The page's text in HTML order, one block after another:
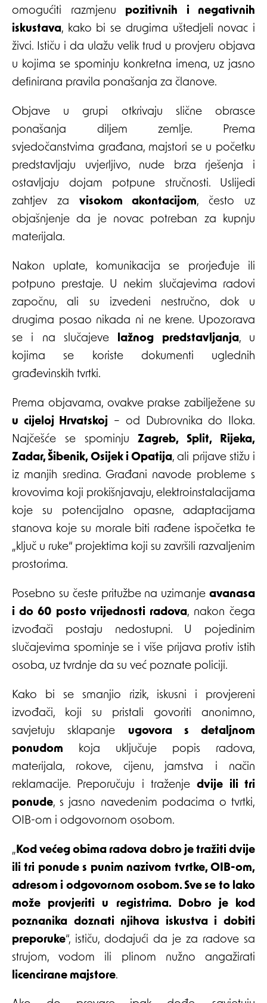
omogućiti razmjenu pozitivnih i negativnih
iskustava, kako bi se drugima uštedjeli novac i
živci. Ističu i da ulažu velik trud u provjeru objava
u kojima se spominju konkretna imena, uz jasno
definirana pravila ponašanja za članove.
Objave u grupi otkrivaju slične obrasce
ponašanja diljem zemlje. Prema
svjedočanstvima građana, majstori se u početku
predstavljaju uvjerljivo, nude brza rješenja i
ostavljaju dojam potpune stručnosti. Uslijedi
zahtjev za visokom akontacijom, često uz
objašnjenje da je novac potreban za kupnju
materijala.
Nakon uplate, komunikacija se prorjeđuje ili
potpuno prestaje. U nekim slučajevima radovi
započnu, ali su izvedeni nestručno, dok u
drugima posao nikada ni ne krene. Upozorava
se i na slučajeve lažnog predstavljanja, u
kojima se koriste dokumenti uglednih
građevinskih tvrtki.
Prema objavama, ovakve prakse zabilježene su
u cijeloj Hrvatskoj – od Dubrovnika do Iloka.
Najčešće se spominjuZagreb, Split, Rijeka,
Zadar, Šibenik, Osijek i Opatija, ali prijave stižu i
iz manjih sredina. Građani navode probleme s
krovovima koji prokišnjavaju, elektroinstalacijama
koje su potencijalno opasne, adaptacijama
stanova koje su morale biti rađene ispočetka te
„ključ u ruke“ projektima koji su završili razvaljenim
prostorima.
Posebno su česte pritužbe na uzimanje avanasa
i do 60 posto vrijednosti radova, nakon čega
izvođači postaju nedostupni. U pojedinim
slučajevima spominje se i više prijava protiv istih
osoba, uz tvrdnje da su već poznate policiji.
Kako bi se smanjio rizik, iskusni i provjereni
izvođači, koji su pristali govoriti anonimno,
savjetuju sklapanje ugovora s detaljnom
ponudom koja uključuje popis radova,
materijala, rokove, cijenu, jamstva i način
reklamacije. Preporučuju i traženjedvije ili tri
ponude, s jasno navedenim podacima o tvrtki,
OIB-om i odgovornom osobom.
„ Kod većeg obima radova dobro je tražiti dvije
ili tri ponude s punim nazivom tvrtke, OIB-om,
adresom i odgovornom osobom. Sve se to lako
može provjeriti u registrima. Dobro je kod
poznanika doznati njihova iskustva i dobiti
preporuke“, ističu, dodajući da je za radove sa
strujom, vodom ili plinom nužno angažirati
licencirane majstore.